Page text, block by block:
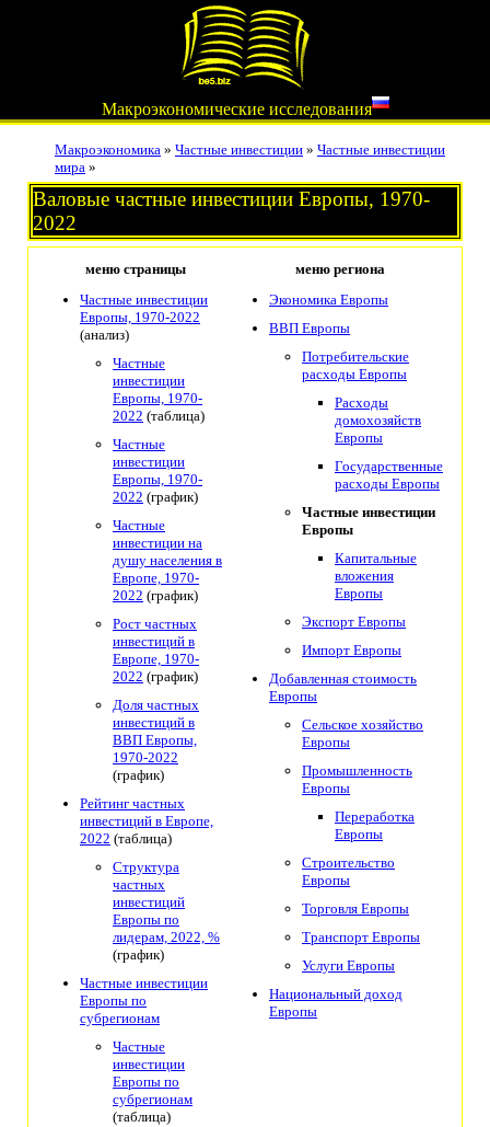
Макроэкономические исследования
Макроэкономика » Частные инвестиции » Частные инвестиции
мира »
Валовые частные инвестиции Европы, 1970-
2022
меню страницы
меню региона
Частные инвестиции
Европы, 1970-2022
(анализ)
Частные
инвестиции
Европы, 1970-
2022 (таблица)
Частные
инвестиции
Европы, 1970-
2022 (график)
Частные
инвестиции на
душу населения в
Европе, 1970-
2022 (график)
Рост частных
инвестиций в
Европе, 1970-
2022 (график)
Доля частных
инвестиций в
ВВП Европы,
1970-2022
(график)
Рейтинг частных
инвестиций в Европе,
2022 (таблица)
Структура
частных
инвестиций
Европы по
лидерам, 2022, %
(график)
Частные инвестиции
Европы по
субрегионам
Частные
инвестиции
Европы по
субрегионам
(таблица)
Экономика Европы
ВВП Европы
Потребительские
расходы Европы
Расходы
домохозяйств
Европы
Государственные
расходы Европы
Частные инвестиции
Европы
Капитальные
вложения
Европы
Экспорт Европы
Импорт Европы
Добавленная стоимость
Европы
Сельское хозяйство
Европы
Промышленность
Европы
Переработка
Европы
Строительство
Европы
Торговля Европы
Транспорт Европы
Услуги Европы
Национальный доход
Европы